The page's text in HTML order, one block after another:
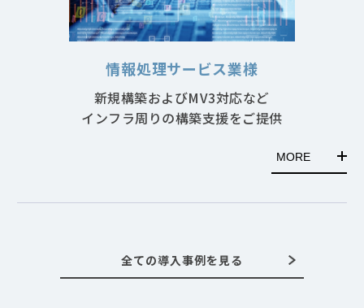
情報処理サービス業様
新規構築およびMV3対応など
インフラ周りの構築支援をご提供
MORE
全ての導入事例を見る